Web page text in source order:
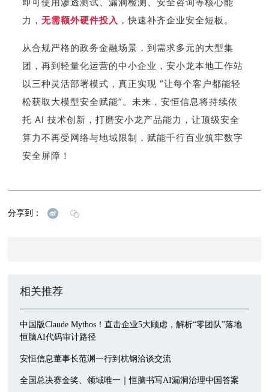
即可使用渗透测试、漏洞检测、安全咨询等核心能
力，无需额外硬件投入 ，快速补齐企业安全短板。
从合规严格的政务金融场景，到需求多元的大型集
团，再到轻量化运营的中小企业，安小龙本地工作站
以三种灵活部署模式，真正实现 “让每个客户都能轻
松获取大模型安全赋能”。未来，安恒信息将持续依
托 AI 技术创新，打磨安小龙产品能力，让顶级安全
算力不再受网络与地域限制，赋能千行百业筑牢数字
安全屏障！
分享到：
相关推荐
中国版Claude Mythos！直击企业5大顾虑，解析“零团队”落地
恒脑AI代码审计路径
安恒信息董事长范渊一行到杭钢洽谈交流
全国总决赛金奖、领域唯一｜恒脑书写AI漏洞治理中国答案